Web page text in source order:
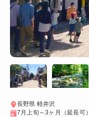
長野県 軽井沢
7月上旬～3ヶ月（延長可）